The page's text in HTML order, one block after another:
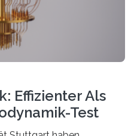
Effizienter Als
Test